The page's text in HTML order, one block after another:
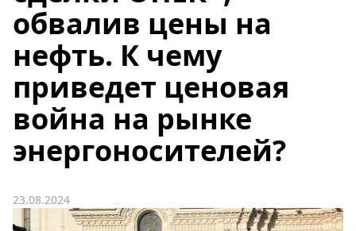
обвалив цены на
нефть. К чему
приведет ценовая
война на рынке
энергоносителей?
23.08.2024